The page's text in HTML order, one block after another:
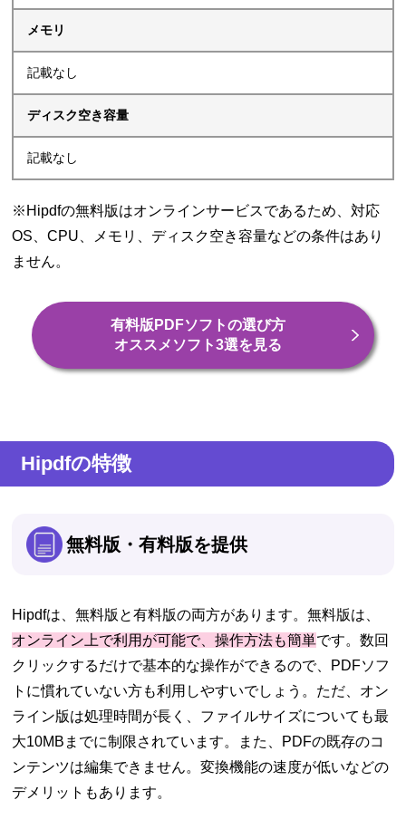
メモリ
記載なし
ディスク空き容量
記載なし
※Hipdfの無料版はオンラインサービスであるため、対応
OS、CPU、メモリ、ディスク空き容量などの条件はあり
ません。
有料版PDFソフトの選び方
オススメソフト3選を見る
Hipdfの特徴
無料版・有料版を提供
Hipdfは、無料版と有料版の両方があります。無料版は、
オンライン上で利用が可能で、操作方法も簡単です。数回
クリックするだけで基本的な操作ができるので、PDFソフ
トに慣れていない方も利用しやすいでしょう。ただ、オン
ライン版は処理時間が長く、ファイルサイズについても最
大10MBまでに制限されています。また、PDFの既存のコ
ンテンツは編集できません。変換機能の速度が低いなどの
デメリットもあります。